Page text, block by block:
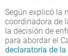
Según explicó la
coordinadora de
la decisión de
para abordar el
declaratoria de